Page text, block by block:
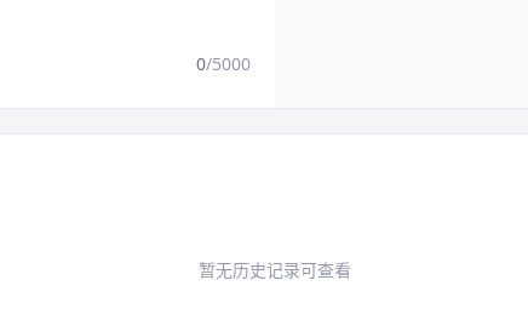
0/5000
暂无历史记录可查看